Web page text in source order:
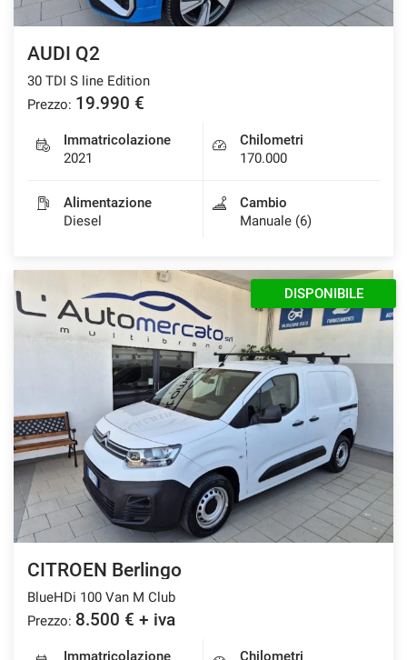
AUDI Q2
30 TDI S line Edition
Prezzo: 19.990 €
Immatricolazione
2021
Chilometri
170.000
Alimentazione
Diesel
Cambio
Manuale (6)
DISPONIBILE
CITROEN Berlingo
BlueHDi 100 Van M Club
Prezzo: 8.500 € + iva
Immatricolazione Chilometri